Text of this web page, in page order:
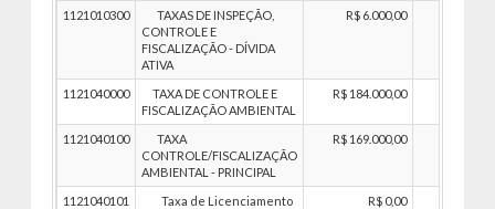
1121010300
TAXAS DE INSPEÇÃO,
CONTROLE E
FISCALIZAÇÃO - DÍVIDA
ATIVA
R$ 6.000,00
1121040000
TAXA DE CONTROLE E
FISCALIZAÇÃO AMBIENTAL
R$ 184.000,00
1121040100
TAXA
CONTROLE/FISCALIZAÇÃO
AMBIENTAL - PRINCIPAL
R$ 169.000,00
1121040101
Taxa de Licenciamento
R$ 0,00